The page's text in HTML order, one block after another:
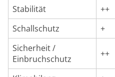
Stabilität
++
Schallschutz
+
Sicherheit /
Einbruchschutz
++